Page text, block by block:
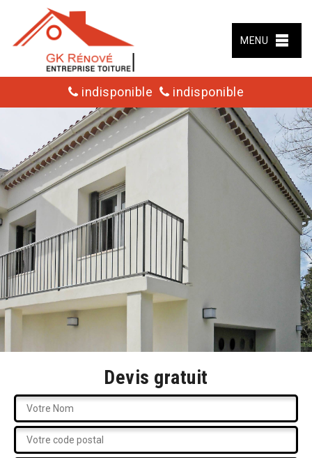
MENU
indisponible indisponible
Devis gratuit